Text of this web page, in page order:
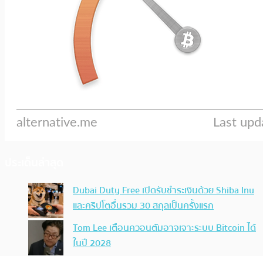
Dubai Duty Free เปิดรับชำระเงินด้วย Shiba Inu
และคริปโตอื่นรวม 30 สกุลเป็นครั้งแรก
Tom Lee เตือนควอนตัมอาจเจาะระบบ Bitcoin ได้
ในปี 2028